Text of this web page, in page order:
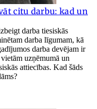
citu darbu: kad un
darba tiesiskās
darba līgumam, kā
darba devējam ir
uzņēmumā un
attiecības. Kad šāds